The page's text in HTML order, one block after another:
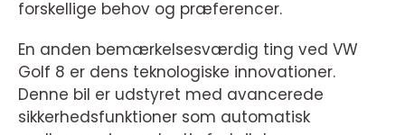
forskellige behov og præferencer.
En anden bemærkelsesværdig ting ved VW
Golf 8 er dens teknologiske innovationer.
Denne bil er udstyret med avancerede
sikkerhedsfunktioner som automatisk